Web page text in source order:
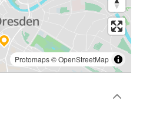
Protomaps©OpenStreetMap